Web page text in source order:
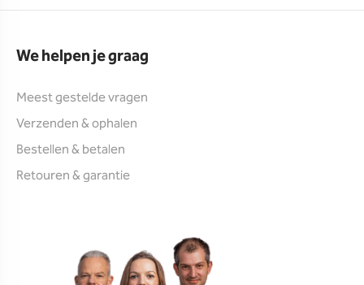
We helpen je graag
Meest gestelde vragen
Verzenden & ophalen
Bestellen & betalen
Retouren & garantie